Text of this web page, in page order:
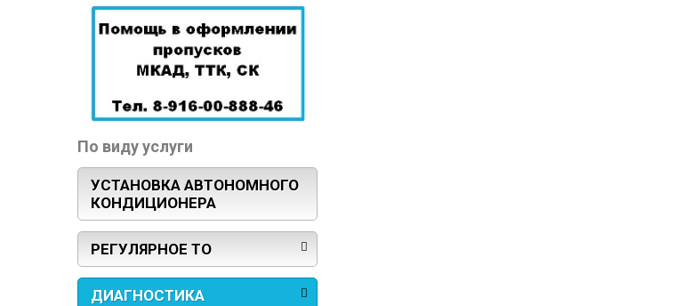
По виду услуги
УСТАНОВКА АВТОНОМНОГО
КОНДИЦИОНЕРА
РЕГУЛЯРНОЕ ТО
ДИАГНОСТИКА